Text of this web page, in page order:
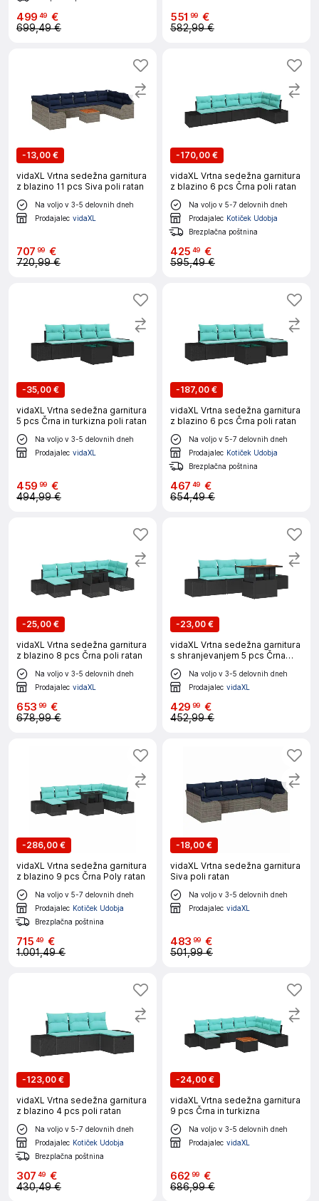
499 49 €
699,49 €
551 99 €
582,99 €
-13,00 €
vidaXL Vrtna sedežna garnitura
z blazino 11 pcs Siva poli ratan
Na voljo v 3-5 delovnih dneh
Prodajalec vidaXL
707 99 €
720,99 €
-170,00 €
vidaXL Vrtna sedežna garnitura
z blazino 6 pcs Črna poli ratan
Na voljo v 5-7 delovnih dneh
Prodajalec Kotiček Udobja
Brezplačna poštnina
425 49 €
595,49 €
-35,00 €
vidaXL Vrtna sedežna garnitura
5 pcs Črna in turkizna poli ratan
Na voljo v 3-5 delovnih dneh
Prodajalec vidaXL
459 99 €
494,99 €
-187,00 €
vidaXL Vrtna sedežna garnitura
z blazino 6 pcs Črna poli ratan
Na voljo v 5-7 delovnih dneh
Prodajalec Kotiček Udobja
Brezplačna poštnina
467 49 €
654,49 €
-25,00 €
vidaXL Vrtna sedežna garnitura
z blazino 8 pcs Črna poli ratan
Na voljo v 3-5 delovnih dneh
Prodajalec vidaXL
653 99 €
678,99 €
-23,00 €
vidaXL Vrtna sedežna garnitura
s shranjevanjem 5 pcs Črna
Poly ratan
Na voljo v 3-5 delovnih dneh
Prodajalec vidaXL
429 99 €
452,99 €
-286,00 €
vidaXL Vrtna sedežna garnitura
z blazino 9 pcs Črna Poly ratan
Na voljo v 5-7 delovnih dneh
Prodajalec Kotiček Udobja
Brezplačna poštnina
715 49 €
1.001,49 €
-18,00 €
vidaXL Vrtna sedežna garnitura
Siva poli ratan
Na voljo v 3-5 delovnih dneh
Prodajalec vidaXL
483 99 €
501,99 €
-123,00 €
vidaXL Vrtna sedežna garnitura
z blazino 4 pcs poli ratan
Na voljo v 5-7 delovnih dneh
Prodajalec Kotiček Udobja
Brezplačna poštnina
307 49 €
430,49 €
-24,00 €
vidaXL Vrtna sedežna garnitura
9 pcs Črna in turkizna
Na voljo v 3-5 delovnih dneh
Prodajalec vidaXL
662 99 €
686,99 €